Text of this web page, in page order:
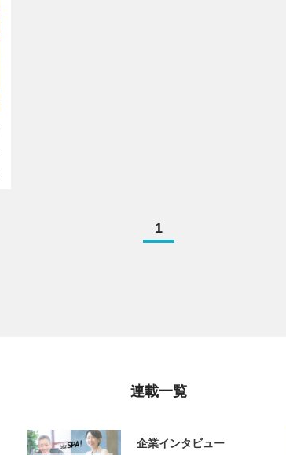
1
連載一覧
企業インタビュー